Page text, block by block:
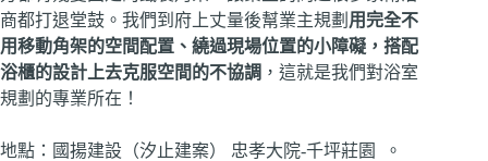
商都打退堂鼓。我們到府上丈量後幫業主規劃 用完全不
用移動角架的空間配置、繞過現場位置的小障礙，搭配
浴櫃的設計上去克服空間的不協調 ，這就是我們對浴室
規劃的專業所在！
地點：國揚建設（汐止建案） 忠孝大院-千坪莊園 。